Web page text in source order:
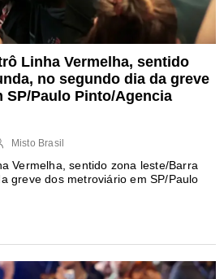
Linha Vermelha, sentido
no segundo dia da greve
SP/Paulo Pinto/Agencia
Misto Brasil
Vermelha, sentido zona leste/Barra
greve dos metroviário em SP/Paulo